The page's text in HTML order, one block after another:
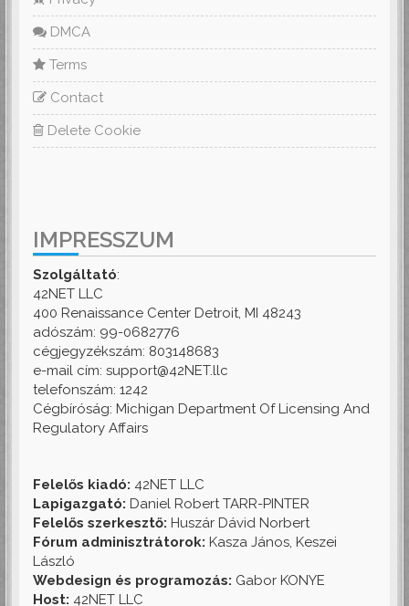
DMCA
Terms
Contact
Delete Cookie
IMPRESSZUM
Szolgáltató:
42NET LLC
400 Renaissance Center Detroit, MI 48243
adószám: 99-0682776
cégjegyzékszám: 803148683
e-mail cím: support@42NET.llc
telefonszám: 1242
Cégbíróság: Michigan Department Of Licensing And
Regulatory Affairs
Felelős kiadó: 42NET LLC
Lapigazgató: Daniel Robert TARR-PINTER
Felelős szerkesztő: Huszár Dávid Norbert
Fórum adminisztrátorok: Kasza János, Keszei
László
Webdesign és programozás: Gabor KONYE
Host: 42NET LLC